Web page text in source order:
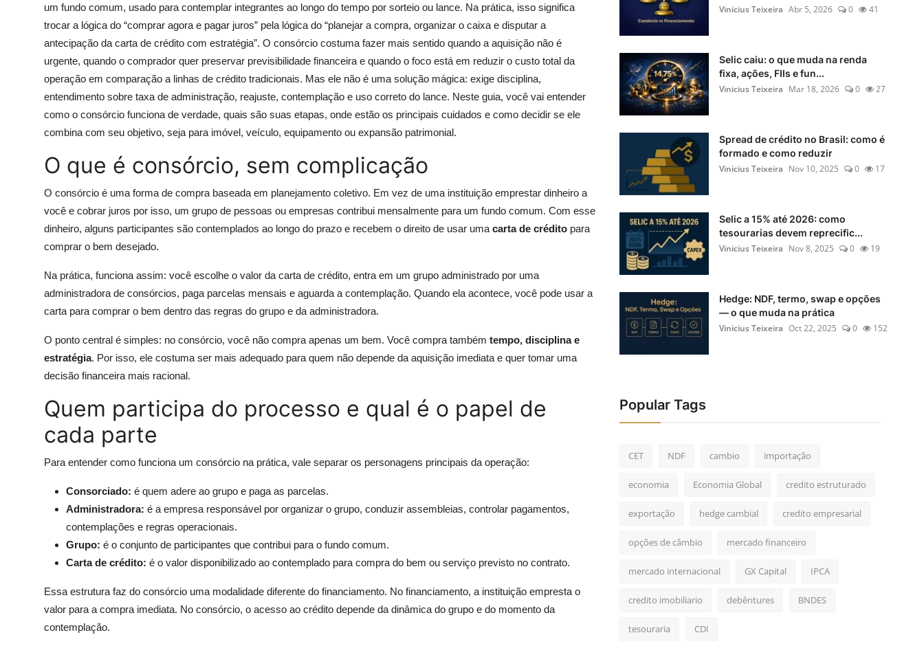
um fundo comum, usado para contemplar integrantes ao longo do tempo por sorteio ou lance. Na prática, isso significa
trocar a lógica do “comprar agora e pagar juros” pela lógica do “planejar a compra, organizar o caixa e disputar a
antecipação da carta de crédito com estratégia”. O consórcio costuma fazer mais sentido quando a aquisição não é
urgente, quando o comprador quer preservar previsibilidade financeira e quando o foco está em reduzir o custo total da
operação em comparação a linhas de crédito tradicionais. Mas ele não é uma solução mágica: exige disciplina,
entendimento sobre taxa de administração, reajuste, contemplação e uso correto do lance. Neste guia, você vai entender
como o consórcio funciona de verdade, quais são suas etapas, onde estão os principais cuidados e como decidir se ele
combina com seu objetivo, seja para imóvel, veículo, equipamento ou expansão patrimonial.
O que é consórcio, sem complicação
O consórcio é uma forma de compra baseada em planejamento coletivo. Em vez de uma instituição emprestar dinheiro a
você e cobrar juros por isso, um grupo de pessoas ou empresas contribui mensalmente para um fundo comum. Com esse
dinheiro, alguns participantes são contemplados ao longo do prazo e recebem o direito de usar uma carta de crédito para
comprar o bem desejado.
Na prática, funciona assim: você escolhe o valor da carta de crédito, entra em um grupo administrado por uma
administradora de consórcios, paga parcelas mensais e aguarda a contemplação. Quando ela acontece, você pode usar a
carta para comprar o bem dentro das regras do grupo e da administradora.
O ponto central é simples: no consórcio, você não compra apenas um bem. Você compra também tempo, disciplina e
estratégia. Por isso, ele costuma ser mais adequado para quem não depende da aquisição imediata e quer tomar uma
decisão financeira mais racional.
Quem participa do processo e qual é o papel de
cada parte
Para entender como funciona um consórcio na prática, vale separar os personagens principais da operação:
Consorciado: é quem adere ao grupo e paga as parcelas.
Administradora: é a empresa responsável por organizar o grupo, conduzir assembleias, controlar pagamentos,
contemplações e regras operacionais.
Grupo: é o conjunto de participantes que contribui para o fundo comum.
Carta de crédito: é o valor disponibilizado ao contemplado para compra do bem ou serviço previsto no contrato.
Essa estrutura faz do consórcio uma modalidade diferente do financiamento. No financiamento, a instituição empresta o
valor para a compra imediata. No consórcio, o acesso ao crédito depende da dinâmica do grupo e do momento da
contemplação.
Vinicius Teixeira Abr 5, 2026 0 41
Selic caiu: o que muda na renda
fixa, ações, FIIs e fun...
Vinicius Teixeira Mar 18, 2026 0 27
Spread de crédito no Brasil: como é
formado e como reduzir
Vinicius Teixeira Nov 10, 2025 0 17
Selic a 15% até 2026: como
tesourarias devem reprecific...
Vinicius Teixeira Nov 8, 2025 0 19
Hedge: NDF, termo, swap e opções
— o que muda na prática
Vinicius Teixeira Oct 22, 2025 0 152
Popular Tags
CET NDF cambio importação
economia Economia Global credito estruturado
exportação hedge cambial credito empresarial
opções de câmbio mercado financeiro
mercado internacional GX Capital IPCA
credito imobiliario debêntures BNDES
tesouraria CDI